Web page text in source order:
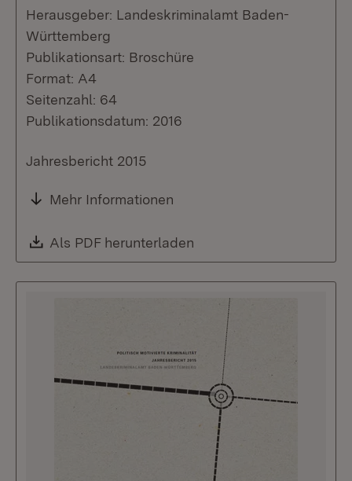
Herausgeber: Landeskriminalamt Baden-
Württemberg
Publikationsart: Broschüre
Format: A4
Seitenzahl: 64
Publikationsdatum: 2016
Jahresbericht 2015
Mehr Informationen
Download:
Als PDF herunterladen